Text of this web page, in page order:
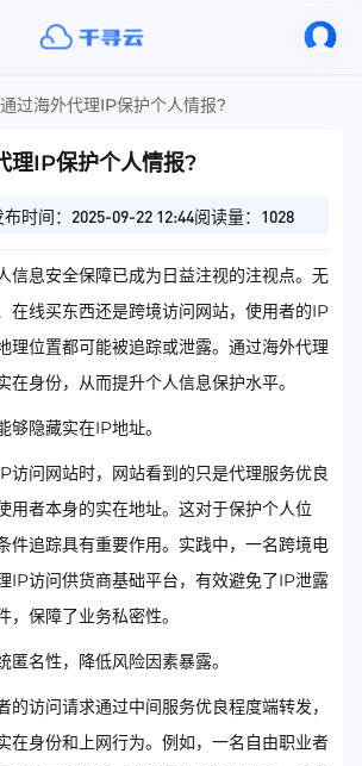
过海外代理IP保护个人情报?
理IP保护个人情报?
布时间：2025-09-22 12:44阅读量：1028
信息安全保障已成为日益注视的注视点。无
在线买东西还是跨境访问网站，使用者的IP
理位置都可能被追踪或泄露。通过海外代理
在身份，从而提升个人信息保护水平。
隐藏实在IP地址。
访问网站时，网站看到的只是代理服务优良
用者本身的实在地址。这对于保护个人位
件追踪具有重要作用。实践中，一名跨境电
IP访问供货商基础平台，有效避免了IP泄露
，保障了业务私密性。
匿名性，降低风险因素暴露。
的访问请求通过中间服务优良程度端转发，
在身份和上网行为。例如，一名自由职业者